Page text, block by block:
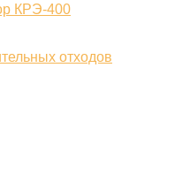
КРЭ-400
отходов